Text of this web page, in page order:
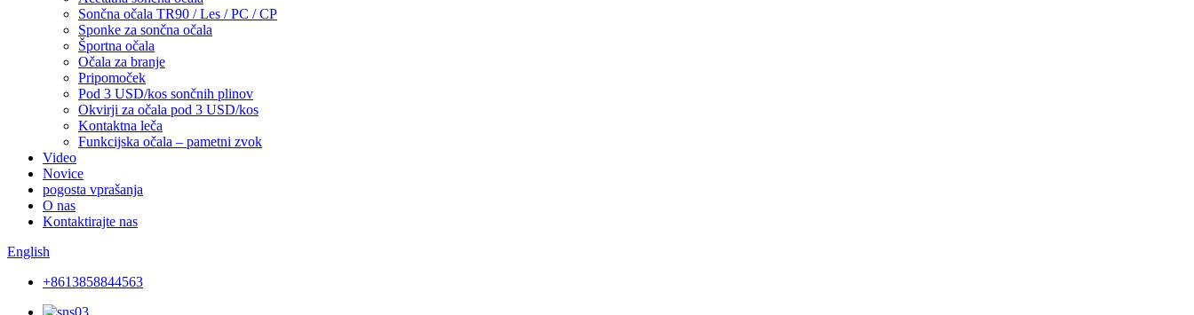
Sončna očala TR90 / Les / PC / CP
Sponke za sončna očala
Športna očala
Očala za branje
Pripomoček
Pod 3 USD/kos sončnih plinov
Okvirji za očala pod 3 USD/kos
Kontaktna leča
Funkcijska očala – pametni zvok
Video
Novice
pogosta vprašanja
O nas
Kontaktirajte nas
English
+8613858844563